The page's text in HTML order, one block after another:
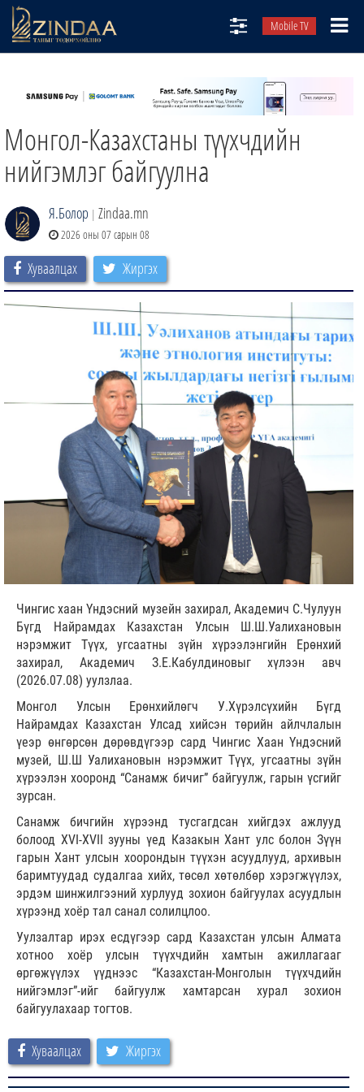
Mobile TV
ТВ8
ӨГЛӨӨНИЙ СОНИН
АУДИО ЗОХИОЛ
Монгол-Казахстаны түүхчдийн
нийгэмлэг байгуулна
Я.Болор | Zindaa.mn
2026 оны 07 сарын 08
Хуваалцах Жиргэх
Чингис хаан Үндэсний музейн захирал, Академич С.Чулуун
Бүгд Найрамдах Казахстан Улсын Ш.Ш.Уалихановын
нэрэмжит Түүх, угсаатны зүйн хүрээлэнгийн Ерөнхий
захирал, Академич З.Е.Кабулдиновыг хүлээн авч
(2026.07.08) уулзлаа.
Монгол Улсын Ерөнхийлөгч У.Хүрэлсүхийн Бүгд
Найрамдах Казахстан Улсад хийсэн төрийн айлчлалын
үеэр өнгөрсөн дөрөвдүгээр сард Чингис Хаан Үндэсний
музей, Ш.Ш Уалихановын нэрэмжит Түүх, угсаатны зүйн
хүрээлэн хооронд “Санамж бичиг” байгуулж, гарын үсгийг
зурсан.
Санамж бичгийн хүрээнд тусгагдсан хийгдэх ажлууд
болоод XVI-XVII зууны үед Казакын Хант улс болон Зүүн
гарын Хант улсын хоорондын түүхэн асуудлууд, архивын
баримтуудад судалгаа хийх, төсөл хөтөлбөр хэрэгжүүлэх,
эрдэм шинжилгээний хурлууд зохион байгуулах асуудлын
хүрээнд хоёр тал санал солилцлоо.
Уулзалтар ирэх есдүгээр сард Казахстан улсын Алмата
хотноо хоёр улсын түүхчдийн хамтын ажиллагааг
өргөжүүлэх үүднээс “Казахстан-Монголын түүхчдийн
нийгэмлэг”-ийг байгуулж хамтарсан хурал зохион
байгуулахаар тогтов.
Хуваалцах Жиргэх